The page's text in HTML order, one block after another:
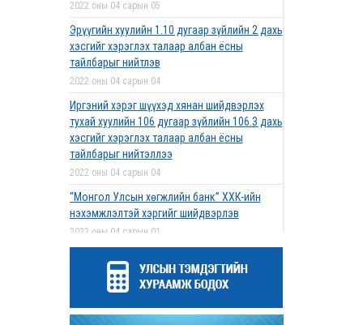
2022 оны 04 сарын 05
Эрүүгийн хуулийн 1.10 дугаар зүйлийн 2 дахь
хэсгийг хэрэглэх талаар албан ёсны
тайлбарыг нийтлэв
2022 оны 04 сарын 04
Иргэний хэрэг шүүхэд хянан шийдвэрлэх
тухай хуулийн 106 дугаар зүйлийн 106.3 дахь
хэсгийг хэрэглэх талаар албан ёсны
тайлбарыг нийтэллээ
2022 оны 04 сарын 04
“Монгол Улсын хөгжлийн банк” ХХК-ийн
нэхэмжлэлтэй хэргийг шийдвэрлэв
2022 оны 04 сарын 01
2022 оны 03 сарын 31
Нээлттэй ажлын байрны зар